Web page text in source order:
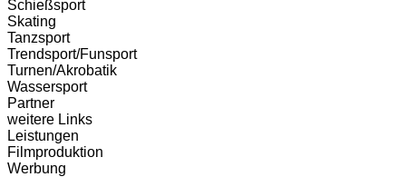
Schießsport
Skating
Tanzsport
Trendsport/Funsport
Turnen/Akrobatik
Wassersport
Partner
weitere Links
Leistungen
Filmproduktion
Werbung